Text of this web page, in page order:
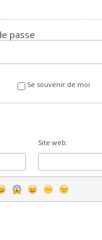
passe
Se souvenir de moi
Site web: